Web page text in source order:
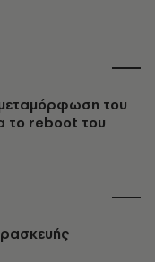
του
το reboot του